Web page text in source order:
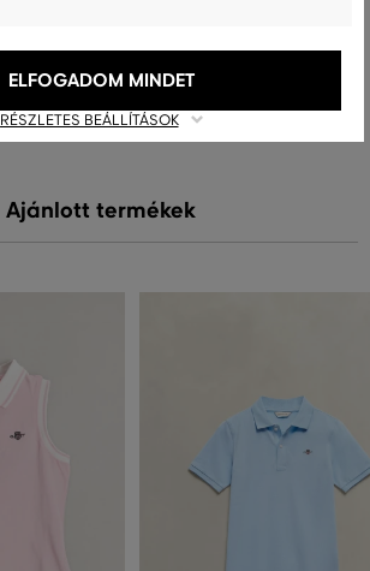
SZÁRÍTÁS VASALÁS
Ajánlott termékek
RÉSZLETES BEÁLLÍTÁSOK
ELFOGADOM MINDET